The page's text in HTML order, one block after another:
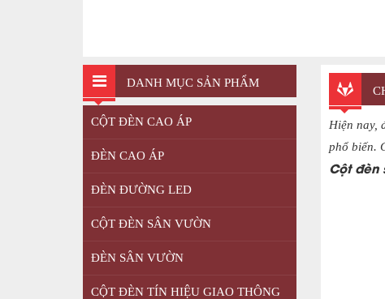
Hiện nay,
phổ biến.
Cột đèn
DANH MỤC SẢN PHẨM
CỘT ĐÈN CAO ÁP
ĐÈN CAO ÁP
ĐÈN ĐƯỜNG LED
CỘT ĐÈN SÂN VƯỜN
ĐÈN SÂN VƯỜN
CỘT ĐÈN TÍN HIỆU GIAO THÔNG